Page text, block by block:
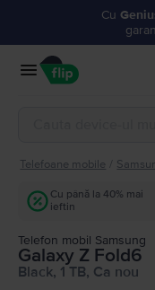
Cu
Telefoane mobile
Cu până la 40% mai
ieftin
Telefon mobil Samsung
Galaxy Z Fold6
Black, 1 TB, Ca nou